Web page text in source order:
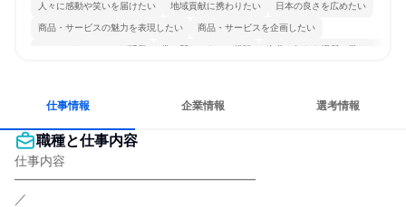
人々に感動や笑いを届けたい 地域貢献に携わりたい 日本の良さを広めたい
商品・サービスの魅力を表現したい 商品・サービスを企画したい
コミュニケーションが活発 常に新しいものに挑戦 自分の好きな場所で働ける
仕事情報 企業情報 選考情報
職種と仕事内容
仕事内容
━━━━━━━━━━━━━━━━━━━
／